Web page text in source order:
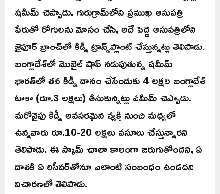
షమీమ్ చెప్పాడు. గురుగ్రామ్‌లోని ప్రముఖ ఆసుపత్రి
పేరుతో రోగులను మోసం చేసి, అదే పెద్ద ఆసుపత్రిలోని
జైపూర్ బ్రాంచ్‌లో కిడ్నీ ట్రాన్స్‌ప్లాంట్‌ చేస్తున్నట్లు తెలిపాడు.
బంగ్లాదేశ్‌లో మొబైల్ షాప్ నడుపుతున్న షమీమ్
భారత్‌లో తన కిడ్నీ దానం చేసేందుకు 4 లక్షల బంగ్లాదేశ్
టాకా (రూ.3 లక్షలు) తీసుకున్నట్లు షమీమ్ చెప్పాడు.
మరోవైపు కిడ్నీ అవసరమైన వ్యక్తి నుంచి మధ్యలో
ఉన్నవారు రూ.10-20 లక్షలు వసూలు చేస్తున్నారని
తెలిపాడు. ఈ స్కామ్ చాలా కాలంగా జరుగుతోందని, ఏ
దాతకి ఏ రిసీవర్‌తోనూ ఎలాంటి సంబంధం ఉండదని
విచారణలో తెలిపాడు.